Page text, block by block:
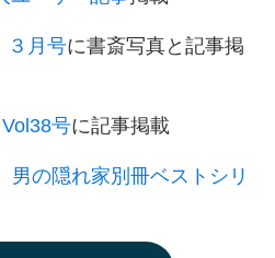
３月号に書斎写真と記事掲
号に記事掲載
男の隠れ家別冊ベストシリ